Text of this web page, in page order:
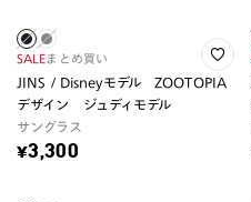
SALEまとめ買い
JINS / Disneyモデル ZOOTOPIA
デザイン ジュディモデル
サングラス
¥3,300